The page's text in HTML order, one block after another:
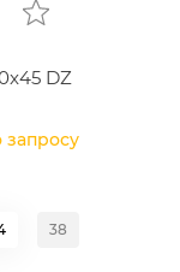
DZ
запросу
38